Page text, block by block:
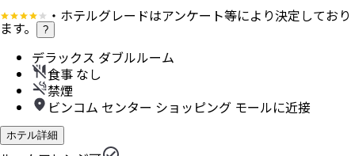
・ホテルグレードはアンケート等により決定しており
ます。 ?
デラックス ダブルルーム
食事 なし
禁煙
ビンコム センター ショッピング モールに近接
ホテル詳細